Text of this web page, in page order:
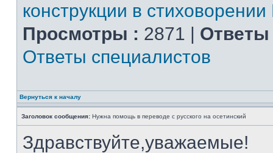
конструкции в
Просмотры : 2871 | Ответы
Ответы специалистов
Вернуться к началу
Заголовок сообщения: Нужна помощь в переводе с русского на осетинский
Здравствуйте,уважаемые!